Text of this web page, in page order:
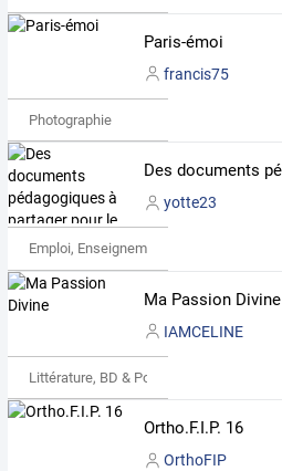
Paris-émoi
francis75
Photographie
yotte23
Emploi, Enseignement & Etudes
Ma Passion Divine
IAMCELINE
Littérature, BD & Poésie
Ortho.F.I.P. 16
OrthoFIP